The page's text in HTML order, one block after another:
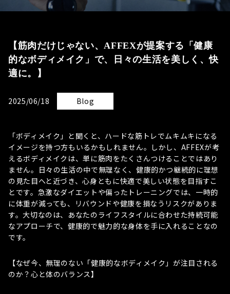
【筋肉だけじゃない、AFFEXが提案する「健康
的なボディメイク」で、日々の生活を美しく、快
適に。】
2025/06/18 Blog
「ボディメイク」と聞くと、ハードな筋トレでムキムキになる
イメージを持つ方もいるかもしれません。しかし、AFFEXが考
えるボディメイクは、単に筋肉をたくさんつけることではあり
ません。日々の生活の中で無理なく、健康的かつ継続的に理想
の見た目へと近づき、心身ともに快適で美しい状態を目指すこ
とです。急激なダイエットや偏ったトレーニングでは、一時的
に体重が減っても、リバウンドや健康を損なうリスクがありま
す。大切なのは、あなたのライフスタイルに合わせた持続可能
なアプローチで、健康的で魅力的な身体を手に入れることなの
です。
【なぜ今、無理のない「健康的なボディメイク」が注目される
のか？心と体のバランス】